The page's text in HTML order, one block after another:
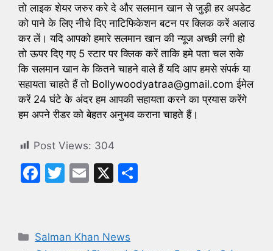
तो लाइक शेयर जरुर करे दे और सलमान खान से जुड़ी हर अपडेट
को पाने के लिए नीचे दिए नाटिफिकेशन बटन पर क्लिक करें अलाउ
कर लें। यदि आपको हमारे सलमान खान की न्यूज अच्छी लगी हो
तो ऊपर दिए गए 5 स्टार पर क्लिक करें ताकि हमे पता चल सके
कि सलमान खान के कितने चाहने वाले हैं यदि आप हमसे संपर्क या
सहायता चाहते हैं तो Bollywoodyatraa@gmail.com ईमेल
करें 24 घंटे के अंदर हम आपकी सहायता करने का प्रयास करेंगे
हम अपने रीडर को बेहतर अनुभव कराना चाहते हैं।
Post Views: 304
F
e
T
er
E
l
X
Categories
Salman Khan News